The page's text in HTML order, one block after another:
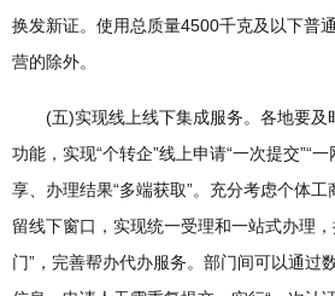
换发新证。使用总质量4500千克及以下普
营的除外。
(五)实现线上线下集成服务。各地要及
功能，实现“个转企”线上申请“一次提交”“
享、办理结果“多端获取”。充分考虑个体
留线下窗口，实现统一受理和一站式办理
门”，完善帮办代办服务。部门间可以通过